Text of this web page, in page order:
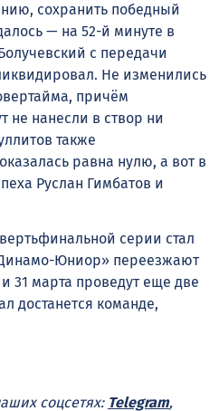
сохранить победный
— на 52-й минуте в
с передачи
Не изменились
причём
не нанесли в створ ни
также
равна нулю, а вот в
Руслан Гимбатов и
серии стал
Юниор» переезжают
31 марта проведут еще две
достанется команде,
соцсетях: Telegram,